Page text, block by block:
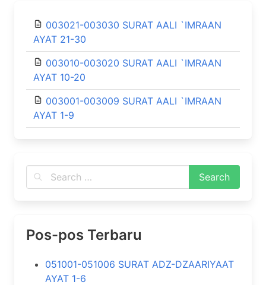
003021-003030 SURAT AALI `IMRAAN
AYAT 21-30
003010-003020 SURAT AALI `IMRAAN
AYAT 10-20
003001-003009 SURAT AALI `IMRAAN
AYAT 1-9
Pos-pos Terbaru
051001-051006 SURAT ADZ-DZAARIYAAT
AYAT 1-6